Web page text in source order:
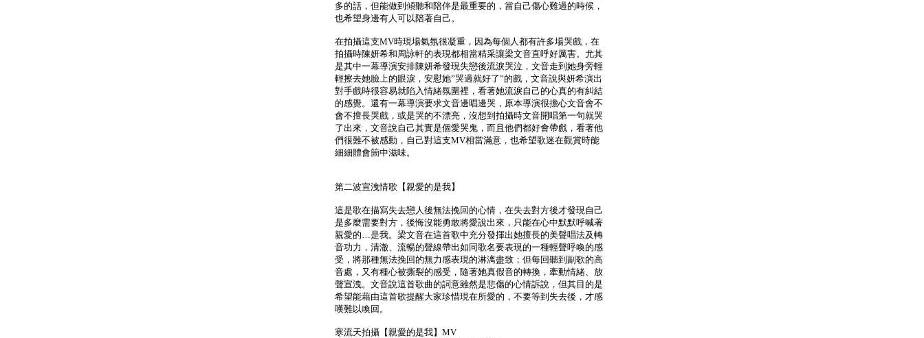
多的話，但能做到傾聽和陪伴是最重要的，當自己傷心難過的時候，
也希望身邊有人可以陪著自己。
在拍攝這支MV時現場氣氛很凝重，因為每個人都有許多場哭戲，在
拍攝時陳妍希和周詠軒的表現都相當精采讓梁文音直呼好厲害。尤其
是其中一幕導演安排陳妍希發現失戀後流淚哭泣，文音走到她身旁輕
輕擦去她臉上的眼淚，安慰她”哭過就好了”的戲，文音說與妍希演出
對手戲時很容易就陷入情緒氛圍裡，看著她流淚自己的心真的有糾結
的感覺。還有一幕導演要求文音邊唱邊哭，原本導演很擔心文音會不
會不擅長哭戲，或是哭的不漂亮，沒想到拍攝時文音開唱第一句就哭
了出來，文音說自己其實是個愛哭鬼，而且他們都好會帶戲，看著他
們很難不被感動，自己對這支MV相當滿意，也希望歌迷在觀賞時能
細細體會箇中滋味。
第二波宣洩情歌【親愛的是我】
這是歌在描寫失去戀人後無法挽回的心情，在失去對方後才發現自己
是多麼需要對方，後悔沒能勇敢將愛說出來，只能在心中默默呼喊著
親愛的…是我。梁文音在這首歌中充分發揮出她擅長的美聲唱法及轉
音功力，清澈、流暢的聲線帶出如同歌名要表現的一種輕聲呼喚的感
受，將那種無法挽回的無力感表現的淋漓盡致；但每回聽到副歌的高
音處，又有種心被撕裂的感受，隨著她真假音的轉換，牽動情緒、放
聲宣洩。文音說這首歌曲的詞意雖然是悲傷的心情訴說，但其目的是
希望能藉由這首歌提醒大家珍惜現在所愛的，不要等到失去後，才感
嘆難以喚回。
寒流天拍攝【親愛的是我】MV